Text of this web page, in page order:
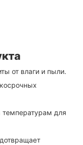
от влаги и пыли.
температурам для